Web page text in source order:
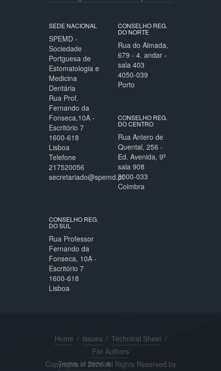
SEDE NACIONAL
SPEMD -
Sociedade
Portguesa de
Estomatologia e
Medicina
Dentária
Rua Prof.
Fernando da
Fonseca,10A -
Escritório 7
1600-618
Lisboa
Telefone
217520056
secretariado@spemd.pt
CONSELHO REG.
DO NORTE
Rua do Almada,
679 - 4. andar -
sala 403
4050-039
Porto
CONSELHO REG.
DO CENTRO
Rua Antero de
Quental, 256 -
Ed. Avenida, 9º
sala 908
3000-033
Coimbra
CONSELHO REG.
DO SUL
Rua Professor
Fernando da
Fonseca, 10A -
Escritório 7
1600-618
Lisboa
Home / Issues / Technical Sheet /
For Authors
Copyrights © 2026 All Rights Reserved by
Terms of Service